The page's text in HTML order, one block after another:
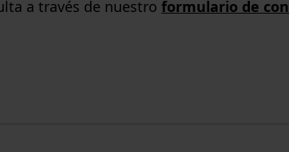
a través de nuestro formulario de